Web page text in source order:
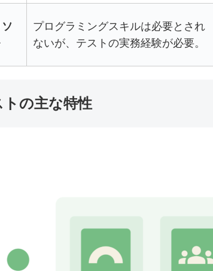
プログラミングスキルは必要とされ
ないが、テストの実務経験が必要。
トの主な特性